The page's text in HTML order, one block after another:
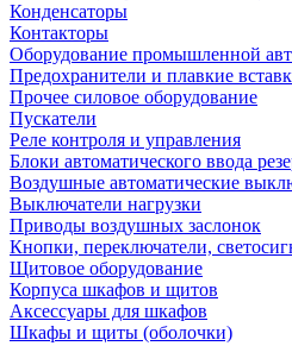
Конденсаторы
Контакторы
Оборудование промышленной
Предохранители и плавкие
Прочее силовое оборудование
Пускатели
Реле контроля и управления
Блоки автоматического ввода
Воздушные автоматические
Выключатели нагрузки
Приводы воздушных заслонок
Кнопки, переключатели,
Щитовое оборудование
Корпуса шкафов и щитов
Аксессуары для шкафов
Шкафы и щиты (оболочки)